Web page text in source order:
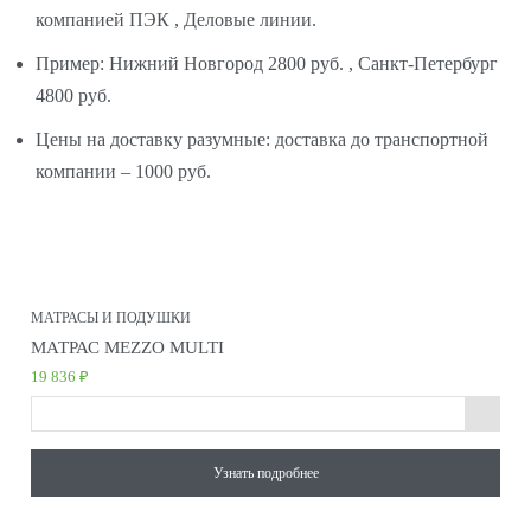
компанией ПЭК , Деловые линии.
Пример: Нижний Новгород 2800 руб. , Санкт-Петербург
4800 руб.
Цены на доставку разумные: доставка до транспортной
компании – 1000 руб.
МАТРАСЫ И ПОДУШКИ
МАТРАС MEZZO MULTI
19 836 ₽
Узнать подробнее